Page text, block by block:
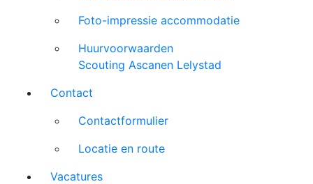
Foto-impressie accommodatie
Huurvoorwaarden
Scouting Ascanen Lelystad
Contact
Contactformulier
Locatie en route
Vacatures